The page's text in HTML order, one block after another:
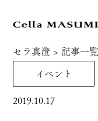
セラ真澄 > 記事一覧
イベント
2019.10.17